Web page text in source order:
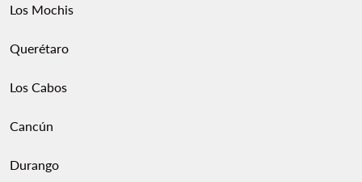
Los Mochis
Querétaro
Los Cabos
Cancún
Durango